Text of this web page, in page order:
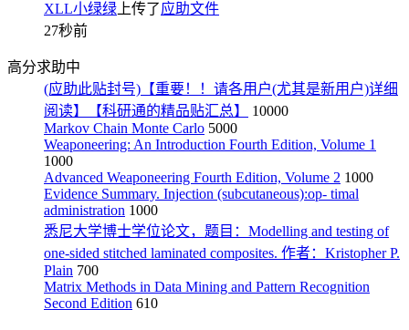
XLL小绿绿 上传了应助文件
27秒前
高分求助中
(应助此贴封号)【重要！！请各用户(尤其是新用户)详细
阅读】【科研通的精品贴汇总】
10000
Markov Chain Monte Carlo 5000
Weaponeering: An Introduction Fourth Edition, Volume 1
1000
Advanced Weaponeering Fourth Edition, Volume 2 1000
Evidence Summary. Injection (subcutaneous):op- timal
administration 1000
悉尼大学博士学位论文，题目：Modelling and testing of
one-sided stitched laminated composites. 作者：Kristopher P.
Plain 700
Matrix Methods in Data Mining and Pattern Recognition
Second Edition 610